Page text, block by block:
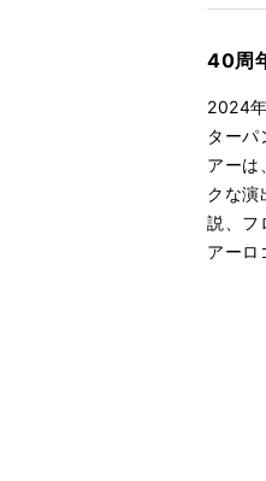
40周
2024
ター
アーは
クな演
説、フ
アーロ